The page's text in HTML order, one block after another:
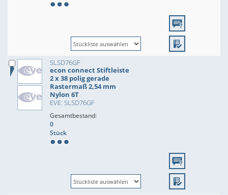
SLSD76GF
econ connect Stiftleiste
2 x 38 polig gerade
Rastermaß 2,54 mm
Nylon 6T
EVE: SLSD76GF
Gesamtbestand:
0
Stück